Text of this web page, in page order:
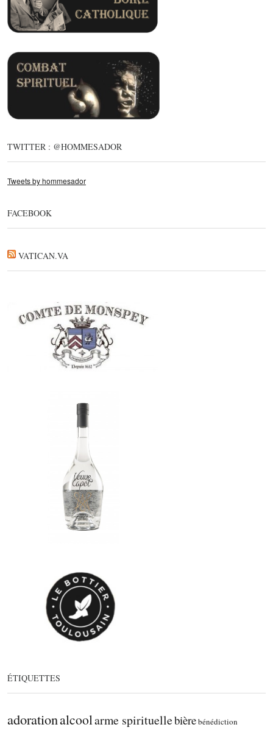
TWITTER : @HOMMESADOR
Tweets by hommesador
FACEBOOK
VATICAN.VA
ÉTIQUETTES
adorationalcoolarme spirituellebièrebénédiction